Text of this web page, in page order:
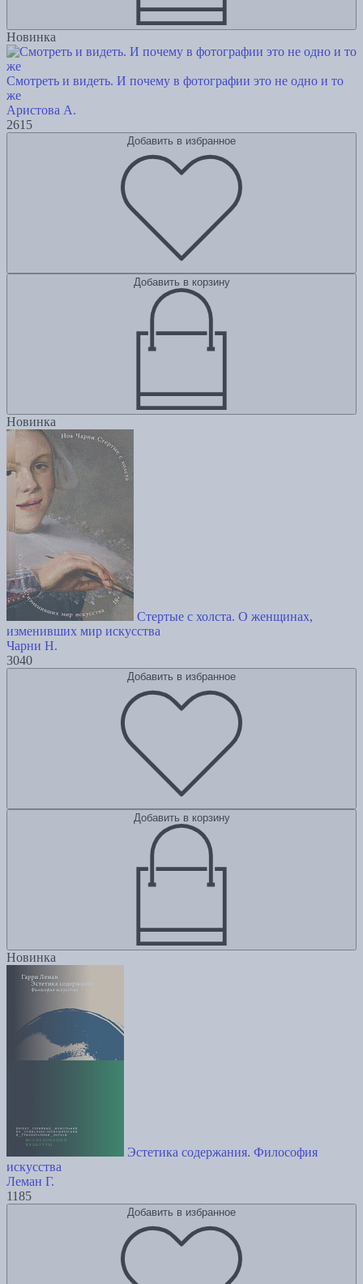
Новинка
Смотреть и видеть. И почему в фотографии это не одно и то
же
Аристова А.
2615
Добавить в избранное
Добавить в корзину
Новинка
Стертые с холста. О женщинах,
изменивших мир искусства
Чарни Н.
3040
Добавить в избранное
Добавить в корзину
Новинка
Эстетика содержания. Философия
искусства
Леман Г.
1185
Добавить в избранное